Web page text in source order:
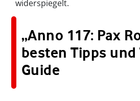
widerspiegelt.
„Anno 117: Pax
besten Tipps und
Guide